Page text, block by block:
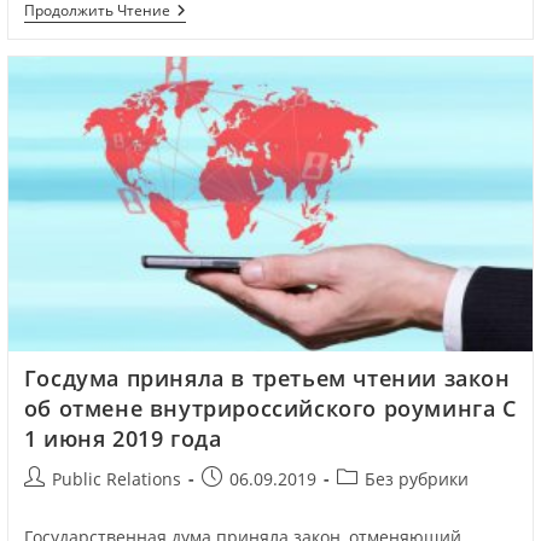
Продолжить Чтение
Госдума приняла в третьем чтении закон
об отмене внутрироссийского роуминга С
1 июня 2019 года
Public Relations 06.09.2019 Без рубрики